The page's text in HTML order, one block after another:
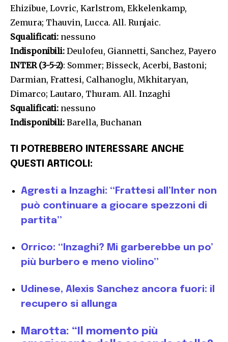
Ehizibue, Lovric, Karlstrom, Ekkelenkamp,
Zemura; Thauvin, Lucca. All. Runjaic.
Squalificati: nessuno
Indisponibili: Deulofeu, Giannetti, Sanchez, Payero
INTER (3-5-2): Sommer; Bisseck, Acerbi, Bastoni;
Darmian, Frattesi, Calhanoglu, Mkhitaryan,
Dimarco; Lautaro, Thuram. All. Inzaghi
Squalificati: nessuno
Indisponibili: Barella, Buchanan
TI POTREBBERO INTERESSARE ANCHE
QUESTI ARTICOLI:
Agresti a Inzaghi: “Frattesi all’Inter non
può continuare a giocare spezzoni di
partita”
Orrico: “Inzaghi? Mi garberebbe un po’
più burbero e meno violino”
Udinese, Alexis Sanchez ancora fuori: il
recupero si allunga
Marotta: “Il momento più